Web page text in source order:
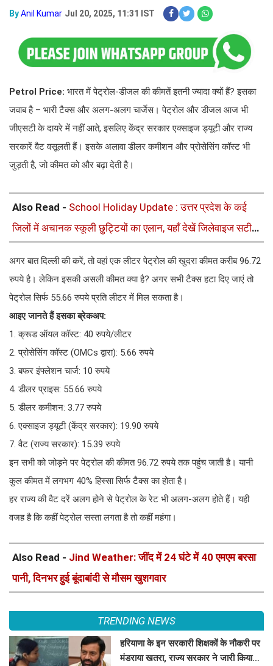
ByAnil Kumar Jul 20, 2025, 11:31 IST
Petrol Price: भारत में पेट्रोल-डीजल की कीमतें इतनी ज्यादा क्यों हैं? इसका
जवाब है – भारी टैक्स और अलग-अलग चार्जेस। पेट्रोल और डीजल आज भी
जीएसटी के दायरे में नहीं आते, इसलिए केंद्र सरकार एक्साइज ड्यूटी और राज्य
सरकारें वैट वसूलती हैं। इसके अलावा डीलर कमीशन और प्रोसेसिंग कॉस्ट भी
जुड़ती है, जो कीमत को और बढ़ा देती है।
Also Read - School Holiday Update : उत्तर प्रदेश के कई
जिलों में अचानक स्कूली छुट्टियों का एलान, यहाँ देखें जिलेवाइज सटीक
अगर बात दिल्ली की करें, तो वहां एक लीटर पेट्रोल की खुदरा कीमत करीब 96.72
रुपये है। लेकिन इसकी असली कीमत क्या है? अगर सभी टैक्स हटा दिए जाएं तो
पेट्रोल सिर्फ 55.66 रुपये प्रति लीटर में मिल सकता है।
आइए जानते हैं इसका ब्रेकअप:
1. क्रूड ऑयल कॉस्ट: 40 रुपये/लीटर
2. प्रोसेसिंग कॉस्ट (OMCs द्वारा): 5.66 रुपये
3. बफर इंफ्लेशन चार्ज: 10 रुपये
4. डीलर प्राइस: 55.66 रुपये
5. डीलर कमीशन: 3.77 रुपये
6. एक्साइज ड्यूटी (केंद्र सरकार): 19.90 रुपये
7. वैट (राज्य सरकार): 15.39 रुपये
इन सभी को जोड़ने पर पेट्रोल की कीमत 96.72 रुपये तक पहुंच जाती है। यानी
कुल कीमत में लगभग 40% हिस्सा सिर्फ टैक्स का होता है।
हर राज्य की वैट दरें अलग होने से पेट्रोल के रेट भी अलग-अलग होते हैं। यही
वजह है कि कहीं पेट्रोल सस्ता लगता है तो कहीं महंगा।
Also Read - Jind Weather: जींद में 24 घंटे में 40 एमएम बरसा
पानी, दिनभर हुई बूंदाबांदी से मौसम खुशगवार
TRENDING NEWS
हरियाणा के इन सरकारी शिक्षकों के नौकरी पर
मंडराया खतरा, राज्य सरकार ने जारी किया